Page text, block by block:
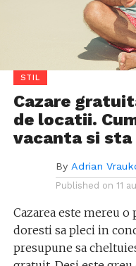
STIL
Cazare
de locatii.
vacanta si
By Adrian
Published on 11
Cazarea este mereu
doresti sa pleci in
presupune sa